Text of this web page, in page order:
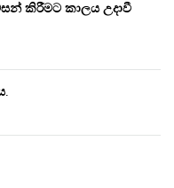
කිරීමට කාලය උදාවී